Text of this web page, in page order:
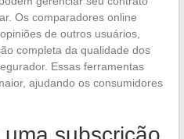
Os comparadores online
de outros usuários,
completa da qualidade dos
Essas ferramentas
ajudando os consumidores